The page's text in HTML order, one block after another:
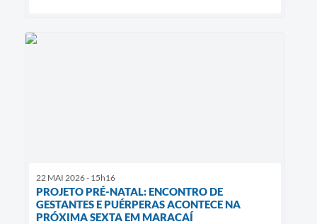
22 MAI 2026 - 15h16
PROJETO PRÉ-NATAL: ENCONTRO DE
GESTANTES E PUÉRPERAS ACONTECE NA
PRÓXIMA SEXTA EM MARACAÍ